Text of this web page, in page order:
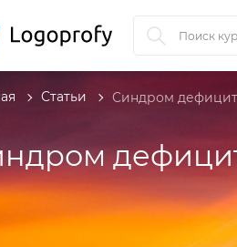
Статьи Синдром